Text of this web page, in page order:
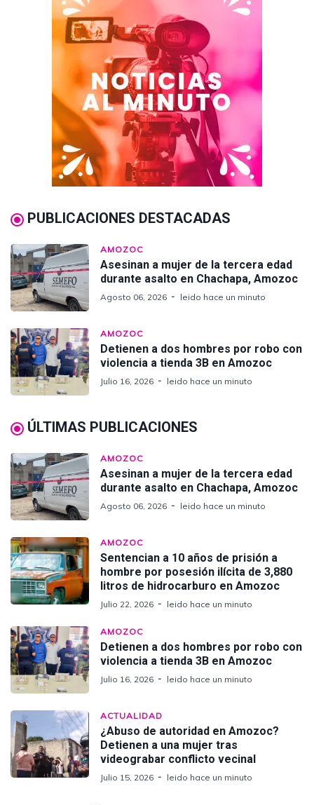
PUBLICACIONES DESTACADAS
AMOZOC
Asesinan a mujer de la tercera edad
durante asalto en Chachapa, Amozoc
Agosto 06, 2026 leido hace un minuto
AMOZOC
Detienen a dos hombres por robo con
violencia a tienda 3B en Amozoc
Julio 16, 2026 leido hace un minuto
ÚLTIMAS PUBLICACIONES
AMOZOC
Asesinan a mujer de la tercera edad
durante asalto en Chachapa, Amozoc
Agosto 06, 2026 leido hace un minuto
AMOZOC
Sentencian a 10 años de prisión a
hombre por posesión ilícita de 3,880
litros de hidrocarburo en Amozoc
Julio 22, 2026 leido hace un minuto
AMOZOC
Detienen a dos hombres por robo con
violencia a tienda 3B en Amozoc
Julio 16, 2026 leido hace un minuto
ACTUALIDAD
¿Abuso de autoridad en Amozoc?
Detienen a una mujer tras
videograbar conflicto vecinal
Julio 15, 2026 leido hace un minuto